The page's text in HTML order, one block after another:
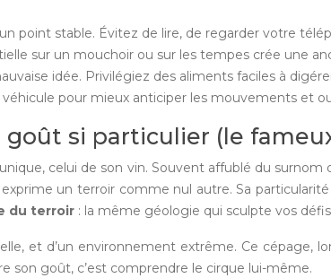
point stable. Évitez de lire, de regarder votre
sur un mouchoir ou sur les tempes crée une
idée. Privilégiez des aliments faciles à
véhicule pour mieux anticiper les mouvements et
si particulier (le
celui de son vin. Souvent affublé du surnom
un terroir comme nul autre. Sa
du terroir : la même géologie qui sculpte vos
et d’un environnement extrême. Ce
son goût, c’est comprendre le cirque lui-même.